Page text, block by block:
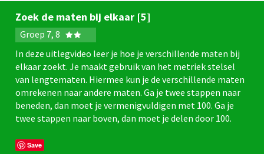
Zoek de maten bij elkaar [5]
Groep 7, 8
In deze uitlegvideo leer je hoe je verschillende maten bij
elkaar zoekt. Je maakt gebruik van het metriek stelsel
van lengtematen. Hiermee kun je de verschillende maten
omrekenen naar andere maten. Ga je twee stappen naar
beneden, dan moet je vermenigvuldigen met 100. Ga je
twee stappen naar boven, dan moet je delen door 100.
Save